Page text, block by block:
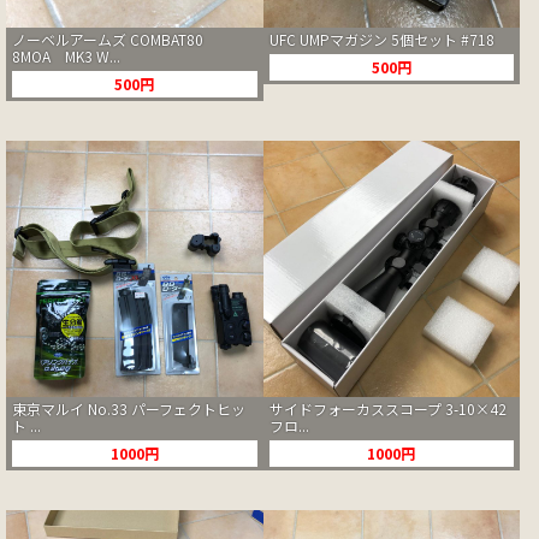
ノーベルアームズ COMBAT80
8MOA MK3 W...
500円
UFC UMPマガジン 5個セット #718
500円
東京マルイ No.33 パーフェクトヒッ
ト ...
1000円
サイドフォーカススコープ 3-10×42
フロ...
1000円